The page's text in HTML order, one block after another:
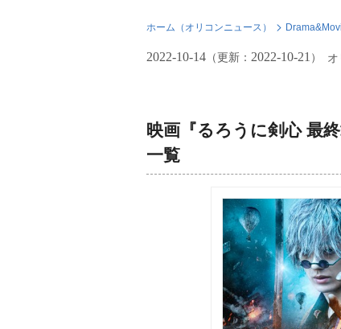
ホーム（オリコンニュース）
2022-10-14 （更新： 2022-10-21 ）
映画『るろうに剣心 最
一覧